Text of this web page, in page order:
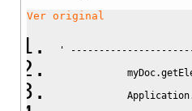
Ver original
'
myDoc.
Application